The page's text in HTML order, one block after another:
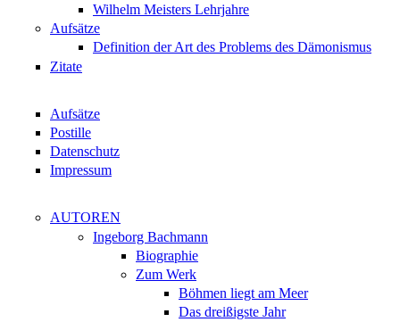
Wilhelm Meisters Lehrjahre
Aufsätze
Definition der Art des Problems des Dämonismus
Zitate
Aufsätze
Postille
Datenschutz
Impressum
AUTOREN
Ingeborg Bachmann
Biographie
Zum Werk
Böhmen liegt am Meer
Das dreißigste Jahr